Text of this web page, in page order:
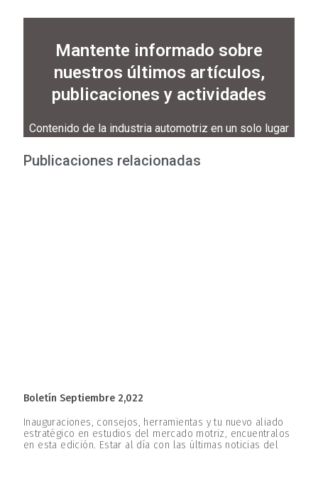
Mantente informado sobre
nuestros últimos artículos,
publicaciones y actividades
Contenido de la industria automotriz en un solo lugar
Publicaciones relacionadas
Boletín Septiembre 2,022
Inauguraciones, consejos, herramientas y tu nuevo aliado
estratégico en estudios del mercado motriz, encuentralos
en esta edición. Estar al día con las últimas noticias del